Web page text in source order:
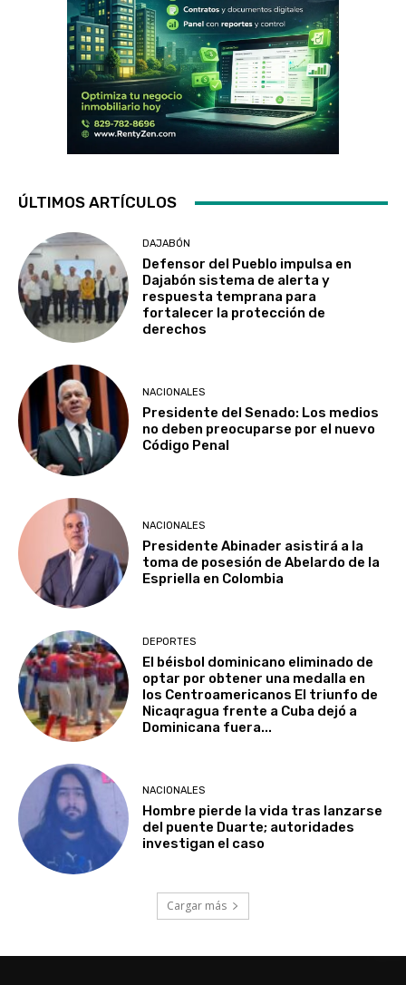
ÚLTIMOS ARTÍCULOS
DAJABÓN
Defensor del Pueblo impulsa en
Dajabón sistema de alerta y
respuesta temprana para
fortalecer la protección de
derechos
NACIONALES
Presidente del Senado: Los medios
no deben preocuparse por el nuevo
Código Penal
NACIONALES
Presidente Abinader asistirá a la
toma de posesión de Abelardo de la
Espriella en Colombia
DEPORTES
El béisbol dominicano eliminado de
optar por obtener una medalla en
los Centroamericanos El triunfo de
Nicaqragua frente a Cuba dejó a
Dominicana fuera...
NACIONALES
Hombre pierde la vida tras lanzarse
del puente Duarte; autoridades
investigan el caso
Cargar más